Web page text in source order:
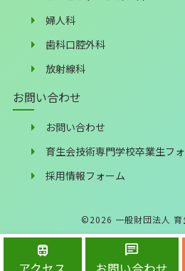
婦人科
歯科口腔外科
放射線科
お問い合わせ
お問い合わせ
育生会技術専門学校卒業生フ
採用情報フォーム
©2026 一般財団法人
train chat